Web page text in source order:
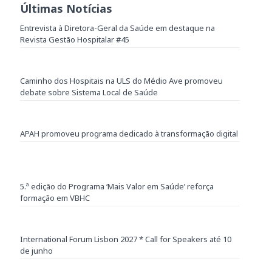
Últimas Notícias
Entrevista à Diretora-Geral da Saúde em destaque na
Revista Gestão Hospitalar #45
Caminho dos Hospitais na ULS do Médio Ave promoveu
debate sobre Sistema Local de Saúde
APAH promoveu programa dedicado à transformação digital
5.ª edição do Programa ‘Mais Valor em Saúde’ reforça
formação em VBHC
International Forum Lisbon 2027 * Call for Speakers até 10
de junho